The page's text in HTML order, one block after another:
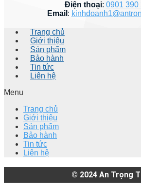
Điện thoại: 0901 390
Email :
Trang chủ
Giới thiệu
Sản phẩm
Bảo hành
Tin tức
Liên hệ
Menu
Trang chủ
Giới thiệu
Sản phẩm
Bảo hành
Tin tức
Liên hệ
© 2024 An Trọng